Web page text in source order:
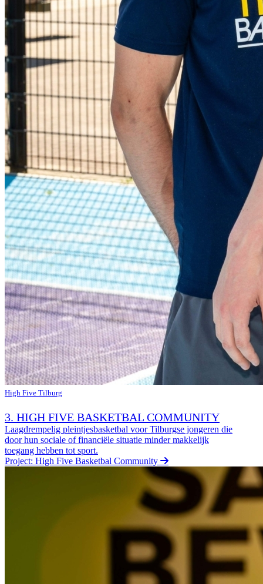
High Five Tilburg
3. HIGH FIVE BASKETBAL COMMUNITY
Laagdrempelig pleintjesbasketbal voor Tilburgse jongeren die
door hun sociale of financiële situatie minder makkelijk
toegang hebben tot sport.
Project: High Five Basketbal Community